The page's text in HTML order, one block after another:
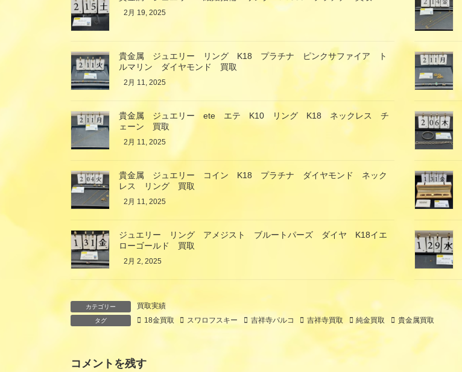
2月 19, 2025
貴金属 ジュエリー リング K18 プラチナ ピンクサファイア ト
ルマリン ダイヤモンド 買取
2月 11, 2025
貴金属 ジュエリー ete エテ K10 リング K18 ネックレス チ
ェーン 買取
2月 11, 2025
貴金属 ジュエリー コイン K18 プラチナ ダイヤモンド ネック
レス リング 買取
2月 11, 2025
ジュエリー リング アメジスト ブルートパーズ ダイヤ K18イエ
ローゴールド 買取
2月 2, 2025
カテゴリー 買取実績
タグ 18金買取 スワロフスキー 吉祥寺パルコ 吉祥寺買取 純金買取 貴金属買取
コメントを残す